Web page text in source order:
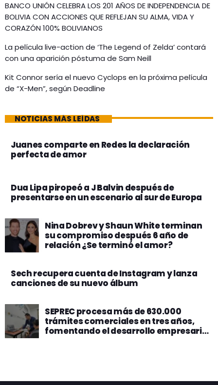
BANCO UNIÓN CELEBRA LOS 201 AÑOS DE INDEPENDENCIA DE
BOLIVIA CON ACCIONES QUE REFLEJAN SU ALMA, VIDA Y
CORAZÓN 100% BOLIVIANOS
La película live-action de ‘The Legend of Zelda’ contará
con una aparición póstuma de Sam Neill
Kit Connor sería el nuevo Cyclops en la próxima película
de “X-Men”, según Deadline
NOTICIAS MÁS LEÍDAS
Juanes comparte en Redes la declaración
perfecta de amor
Dua Lipa piropeó a J Balvin después de
presentarse en un escenario al sur de Europa
Nina Dobrev y Shaun White terminan
su compromiso después 6 año de
relación ¿Se terminó el amor?
Sech recupera cuenta de Instagram y lanza
canciones de su nuevo álbum
SEPREC procesa más de 630.000
trámites comerciales en tres años,
fomentando el desarrollo empresarial